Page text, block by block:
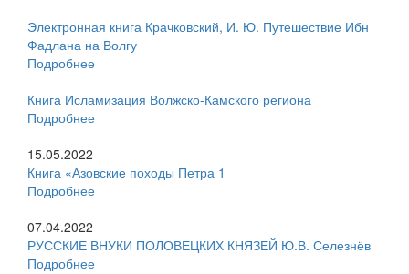
Электронная книга Крачковский, И. Ю. Путешествие Ибн
Фадлана на Волгу
Подробнее
Книга Исламизация Волжско-Камского региона
Подробнее
15.05.2022
Книга «Азовские походы Петра 1
Подробнее
07.04.2022
РУССКИЕ ВНУКИ ПОЛОВЕЦКИХ КНЯЗЕЙ Ю.В. Селезнёв
Подробнее